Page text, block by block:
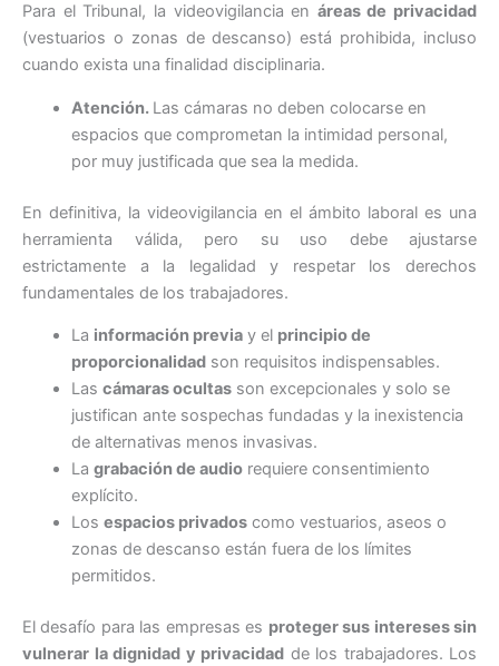
Para el Tribunal, la videovigilancia en áreas de privacidad
(vestuarios o zonas de descanso) está prohibida, incluso
cuando exista una finalidad disciplinaria.
Atención. Las cámaras no deben colocarse en
espacios que comprometan la intimidad personal,
por muy justificada que sea la medida.
En definitiva, la videovigilancia en el ámbito laboral es una
herramienta válida, pero su uso debe ajustarse
estrictamente a la legalidad y respetar los derechos
fundamentales de los trabajadores.
La información previay el principio de
proporcionalidadson requisitos indispensables.
Las cámaras ocultasson excepcionales y solo se
justifican ante sospechas fundadas y la inexistencia
de alternativas menos invasivas.
La grabación de audiorequiere consentimiento
explícito.
Los espacios privadoscomo vestuarios, aseos o
zonas de descanso están fuera de los límites
permitidos.
El desafío para las empresas es proteger sus intereses sin
vulnerar la dignidad y privacidad de los trabajadores. Los